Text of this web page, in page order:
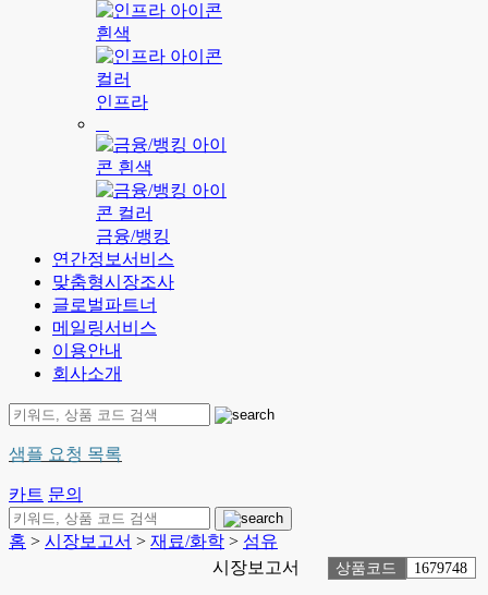
인프라
금융/뱅킹
연간정보서비스
맞춤형시장조사
글로벌파트너
메일링서비스
이용안내
회사소개
샘플 요청 목록
카트 문의
홈 > 시장보고서 > 재료/화학 > 섬유
시장보고서
상품코드 1679748